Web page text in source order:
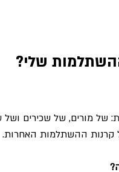
שלי?
מורים, של שכירים ושל
קרנות ההשתלמות האחרות.